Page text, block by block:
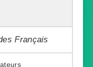
Français